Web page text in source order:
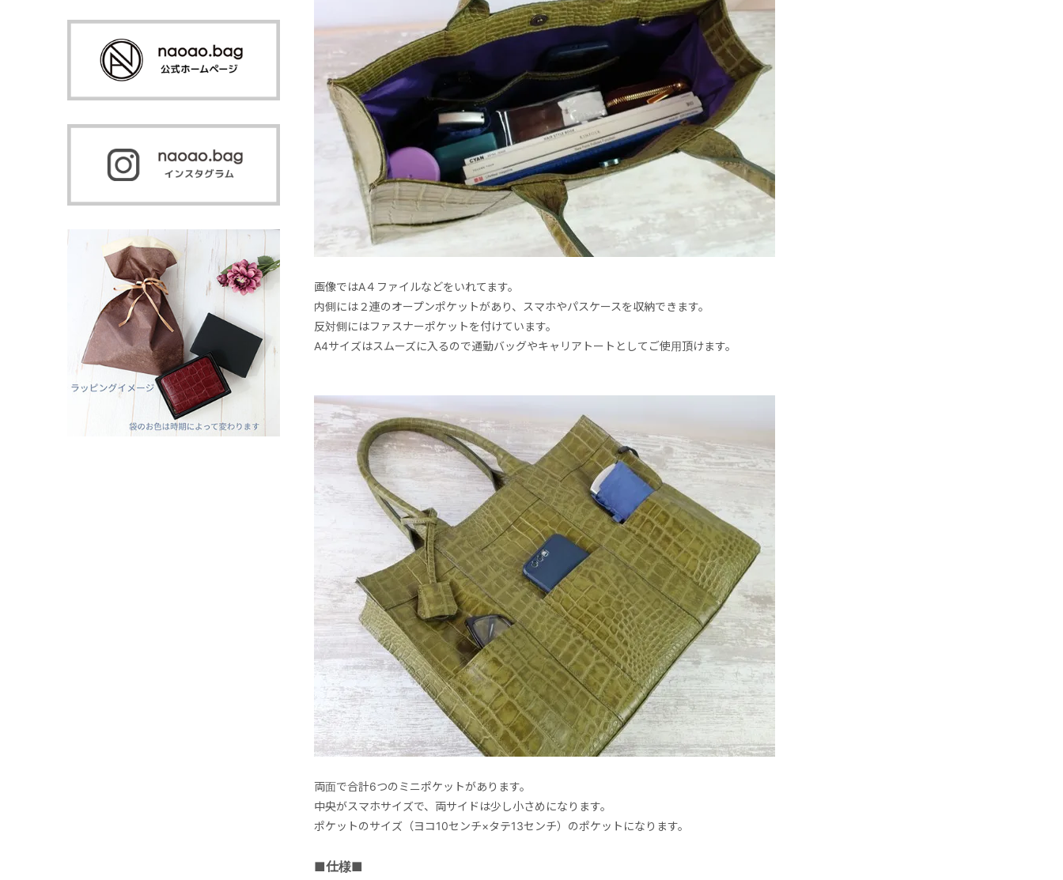
画像ではA４ファイルなどをいれてます。
内側には２連のオープンポケットがあり、スマホやパスケースを収納できます。
反対側にはファスナーポケットを付けています。
A4サイズはスムーズに入るので通勤バッグやキャリアトートとしてご使用頂けます。
両面で合計6つのミニポケットがあります。
中央がスマホサイズで、両サイドは少し小さめになります。
ポケットのサイズ（ヨコ10センチ×タテ13センチ）のポケットになります。
■仕様■